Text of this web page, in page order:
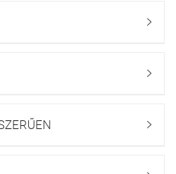


